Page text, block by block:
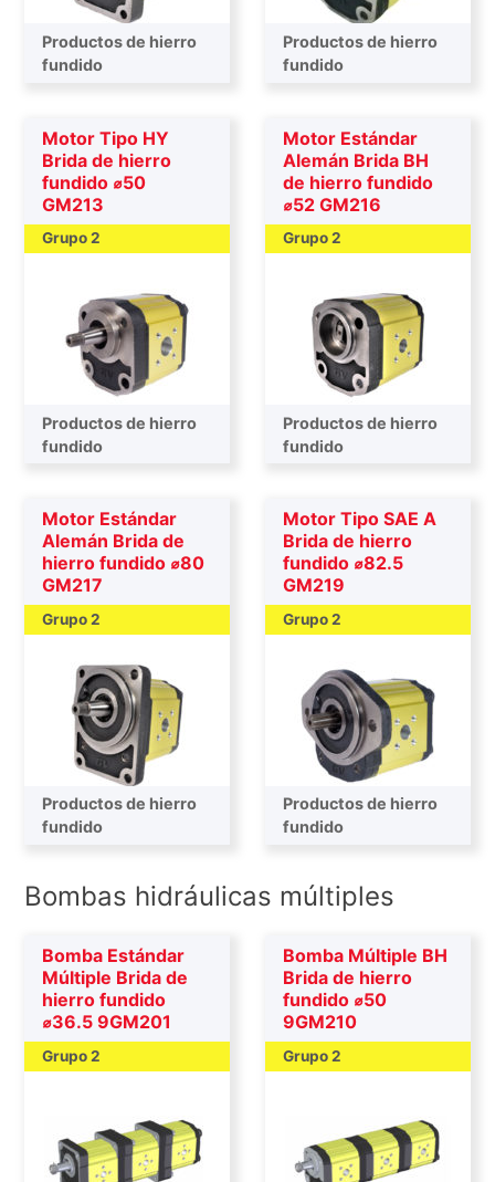
Productos de hierro
fundido
Productos de hierro
fundido
Motor Tipo HY
Brida de hierro
fundido ⌀50
GM213
Grupo 2
Productos de hierro
fundido
Motor Estándar
Alemán Brida BH
de hierro fundido
⌀52 GM216
Grupo 2
Productos de hierro
fundido
Motor Estándar
Alemán Brida de
hierro fundido ⌀80
GM217
Grupo 2
Productos de hierro
fundido
Motor Tipo SAE A
Brida de hierro
fundido ⌀82.5
GM219
Grupo 2
Productos de hierro
fundido
Bombas hidráulicas múltiples
Bomba Estándar
Múltiple Brida de
hierro fundido
⌀36.5 9GM201
Grupo 2
Bomba Múltiple BH
Brida de hierro
fundido ⌀50
9GM210
Grupo 2